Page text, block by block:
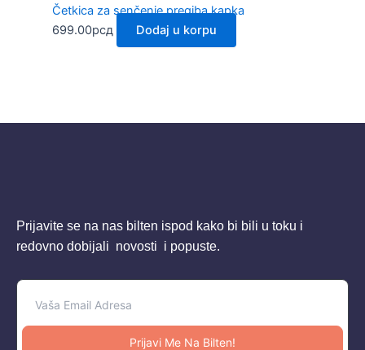
Četkica za senčenje pregiba kapka
699.00рсд Dodaj u korpu
Prijavite se na nas bilten ispod kako bi bili u toku i
redovno dobijali novosti i popuste.
Prijavi Me Na Bilten!